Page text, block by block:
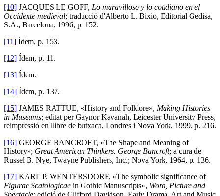
[10] JACQUES LE GOFF, Lo maravilloso y lo cotidiano en el
Occidente medieval; traducció d'Alberto L. Bixio, Editorial Gedisa,
S.A.; Barcelona, 1996, p. 152.
[11] Ídem, p. 153.
[12] Ídem, p. 11.
[13] Ídem.
[14] Ídem, p. 137.
[15] JAMES RATTUE, «History and Folklore», Making Histories
in Museums; editat per Gaynor Kavanah, Leicester University Press,
reimpressió en llibre de butxaca, Londres i Nova York, 1999, p. 216.
[16] GEORGE BANCROFT, «The Shape and Meaning of
History»; Great American Thinkers. George Bancroft; a cura de
Russel B. Nye, Twayne Publishers, Inc.; Nova York, 1964, p. 136.
[17] KARL P. WENTERSDORF, «The symbolic significance of
Figurae Scatologicae in Gothic Manuscripts», Word, Picture and
Spectacle; edició de Clifford Davidson, Early Drama, Art and Music